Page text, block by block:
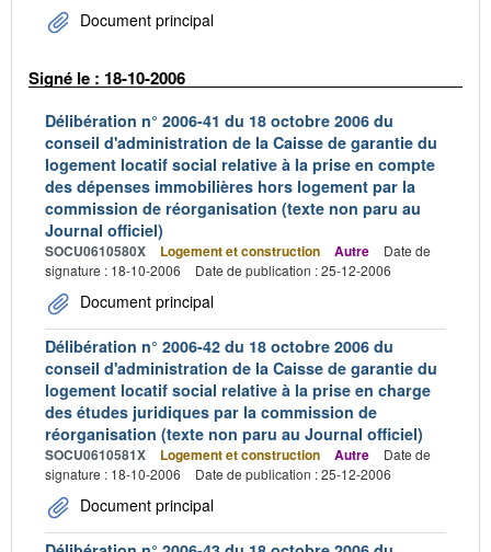
Document principal
Signé le : 18-10-2006
Délibération n° 2006-41 du 18 octobre 2006 du
conseil d'administration de la Caisse de garantie du
logement locatif social relative à la prise en compte
des dépenses immobilières hors logement par la
commission de réorganisation (texte non paru au
Journal officiel)
SOCU0610580X Logement et construction Autre
Date de
signature : 18-10-2006
Date de publication : 25-12-2006
Document principal
Délibération n° 2006-42 du 18 octobre 2006 du
conseil d'administration de la Caisse de garantie du
logement locatif social relative à la prise en charge
des études juridiques par la commission de
réorganisation (texte non paru au Journal officiel)
SOCU0610581X Logement et construction Autre
Date de
signature : 18-10-2006
Date de publication : 25-12-2006
Document principal